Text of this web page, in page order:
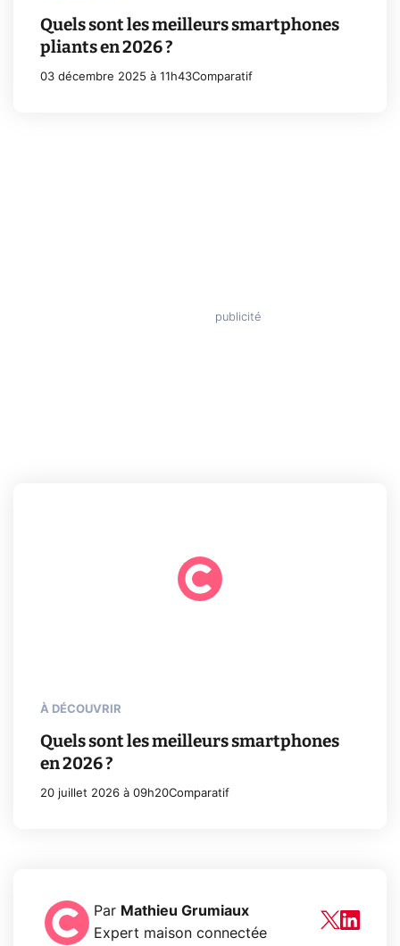
Quels sont les meilleurs smartphones
pliants en 2026 ?
03 décembre 2025 à 11h43Comparatif
À DÉCOUVRIR
Quels sont les meilleurs smartphones
en 2026 ?
20 juillet 2026 à 09h20Comparatif
Par Mathieu Grumiaux
Expert maison connectée